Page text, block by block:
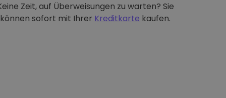
Zeit, auf Überweisungen zu warten? Sie
können sofort mit Ihrer Kreditkarte kaufen.